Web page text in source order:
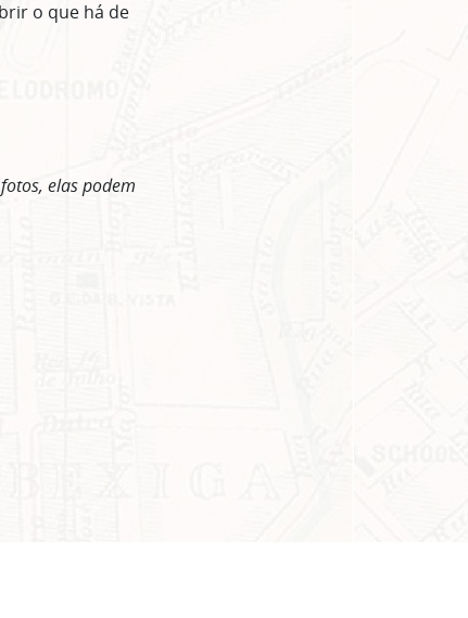
o que há de
elas podem